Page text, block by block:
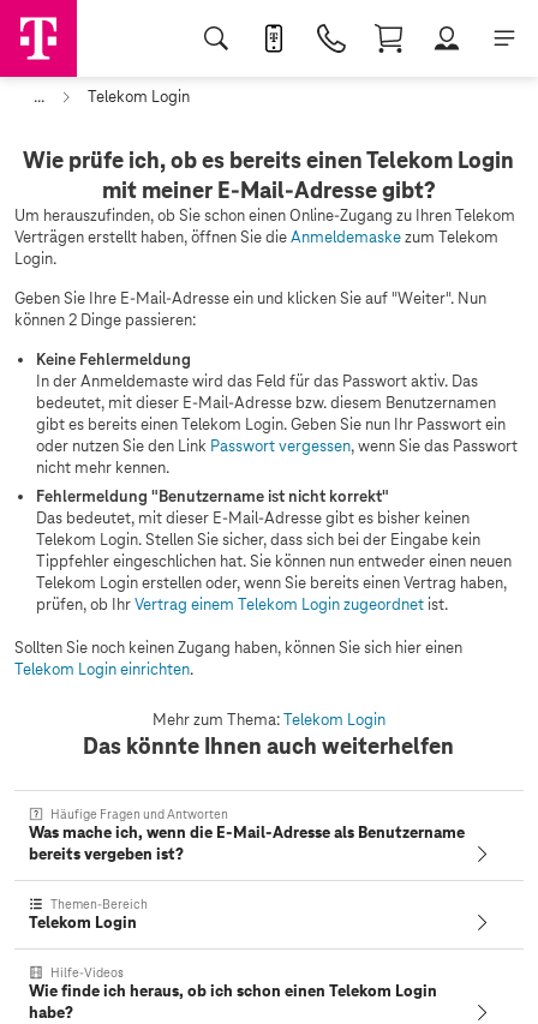
... Telekom Login
Wie prüfe ich, ob es bereits einen Telekom Login
mit meiner E-Mail-Adresse gibt?
Um herauszufinden, ob Sie schon einen Online-Zugang zu Ihren Telekom
Verträgen erstellt haben, öffnen Sie dieAnmeldemaskezum Telekom
Login.
Geben Sie Ihre E-Mail-Adresse ein und klicken Sie auf "Weiter". Nun
können 2 Dinge passieren:
Keine Fehlermeldung
In der Anmeldemaste wird das Feld für das Passwort aktiv. Das
bedeutet, mit dieser E-Mail-Adresse bzw. diesem Benutzernamen
gibt es bereits einen Telekom Login. Geben Sie nun Ihr Passwort ein
oder nutzen Sie den Link Passwort vergessen, wenn Sie das Passwort
nicht mehr kennen.
Fehlermeldung "Benutzername ist nicht korrekt"
Das bedeutet, mit dieser E-Mail-Adresse gibt es bisher keinen
Telekom Login. Stellen Sie sicher, dass sich bei der Eingabe kein
Tippfehler eingeschlichen hat. Sie können nun entweder einen neuen
Telekom Login erstellen oder, wenn Sie bereits einen Vertrag haben,
prüfen, ob IhrVertrag einem Telekom Login zugeordnet ist.
Sollten Sie noch keinen Zugang haben, können Sie sich hier einen
Telekom Login einrichten.
Mehr zum Thema:Telekom Login
Das könnte Ihnen auch weiterhelfen
Häufige Fragen und Antworten
Was mache ich, wenn die E-Mail-Adresse als Benutzername
bereits vergeben ist?
Themen-Bereich
Telekom Login
Hilfe-Videos
Wie finde ich heraus, ob ich schon einen Telekom Login
habe?